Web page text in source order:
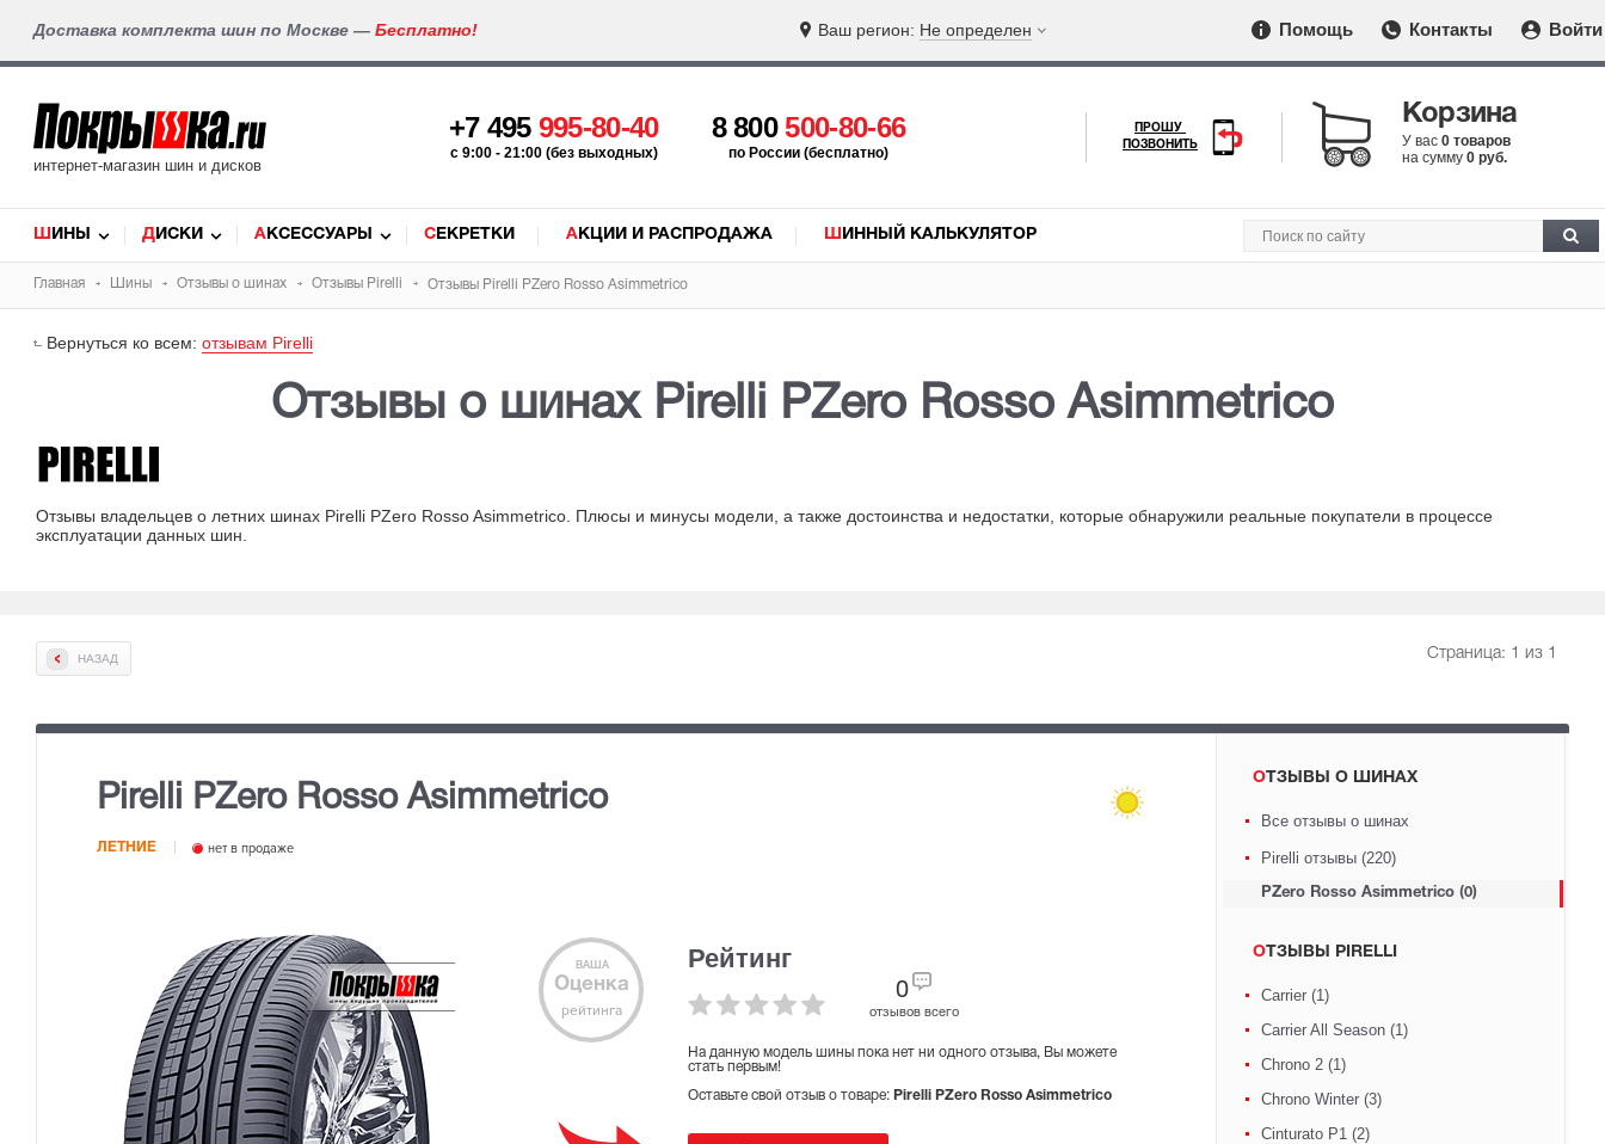
Доставка комплекта шин по Москве — Бесплатно! Ваш регион: Не определен Помощь Контакты Войти
интернет-магазин шин и дисков
+7 495 995-80-40
c 9:00 - 21:00 (без выходных)
8 800500-80-66
по России (бесплатно)
ПРОШУ
ПОЗВОНИТЬ
Корзина
У вас 0 товаров
на сумму 0 руб.
ШИНЫ ДИСКИ АКСЕССУАРЫ СЕКРЕТКИ АКЦИИ И РАСПРОДАЖА ШИННЫЙ КАЛЬКУЛЯТОР
Главная Шины Отзывы о шинах Отзывы Pirelli Отзывы Pirelli PZero Rosso Asimmetrico
Вернуться ко всем: отзывам Pirelli
Отзывы о шинах Pirelli PZero Rosso Asimmetrico
Отзывы владельцев о летних шинах Pirelli PZero Rosso Asimmetrico. Плюсы и минусы модели, а также достоинства и недостатки , которые обнаружили реальные покупатели в процессе
эксплуатации данных шин
НАЗАД Страница: 1 из 1
Pirelli PZero Rosso Asimmetrico
ЛЕТНИЕ нет в продаже
ВАША
Оценка
рейтинга
Рейтинг
0
отзывов всего
На данную модель шины пока нет ни одного отзыва, Вы можете
стать первым!
Оставьте свой отзыв о товаре: Pirelli PZero Rosso Asimmetrico
ОТЗЫВЫ О ШИНАХ
Все отзывы о шинах
Pirelli отзывы (220)
PZero Rosso Asimmetrico (0)
ОТЗЫВЫ PIRELLI
Carrier (1)
Carrier All Season (1)
Chrono 2 (1)
Chrono Winter (3)
Cinturato P1 (2)